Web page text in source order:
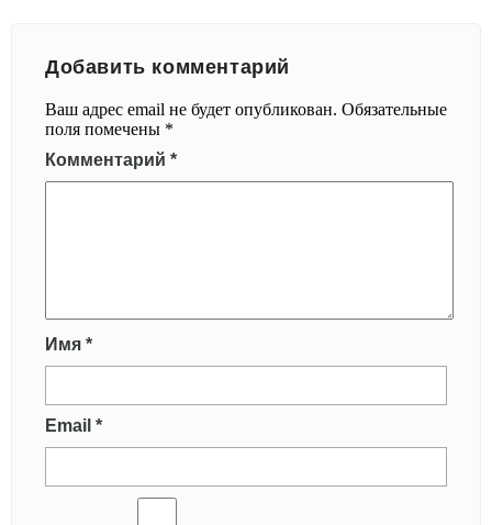
Добавить комментарий
Ваш адрес email не будет опубликован. Обязательные
поля помечены *
Комментарий *
Имя *
Email *